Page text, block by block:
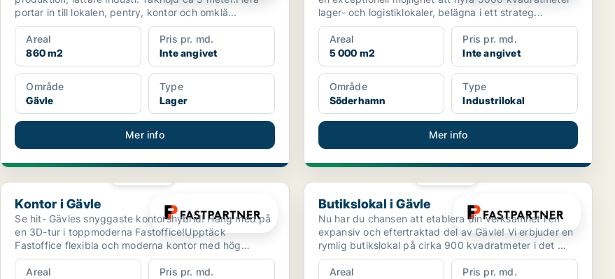
portar in till lokalen, pentry, kontor och omklä...
Areal
860 m2
Pris pr. md.
Inte angivet
Område
Gävle
Type
Lager
Mer info
lager- och logistiklokaler, belägna i ett strateg...
Areal
5 000 m2
Pris pr. md.
Inte angivet
Område
Söderhamn
Type
Industrilokal
Mer info
Kontor i Gävle
Kontor i Gävle
Se hit- Gävles snyggaste kontorshybrid! Häng med på
en 3D-tur i toppmoderna Fastoffice!Upptäck
Fastoffice flexibla och moderna kontor med hög
standard! Välj ...
Areal
Pris pr. md.
Butikslokal i Gävle
Butikslokal i Gävle
Nu har du chansen att etablera din verksamhet i en
expansiv och eftertraktad del av Gävle! Vi erbjuder en
rymlig butikslokal på cirka 900 kvadratmeter i det ...
Areal
Pris pr. md.